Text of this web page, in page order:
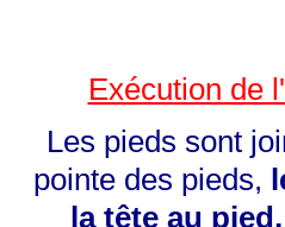
Exécution de
Les pieds sont
pointe des pieds,
la tête au pied,